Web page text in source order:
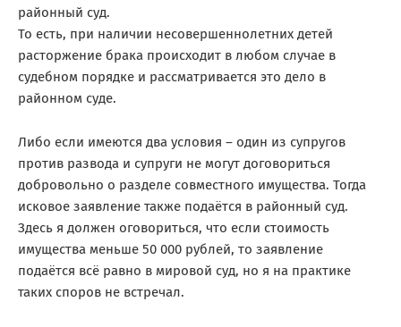
районный суд.
То есть, при наличии несовершеннолетних детей
расторжение брака происходит в любом случае в
судебном порядке и рассматривается это дело в
районном суде.
Либо если имеются два условия – один из супругов
против развода и супруги не могут договориться
добровольно о разделе совместного имущества. Тогда
исковое заявление также подаётся в районный суд.
Здесь я должен оговориться, что если стоимость
имущества меньше 50 000 рублей, то заявление
подаётся всё равно в мировой суд, но я на практике
таких споров не встречал.